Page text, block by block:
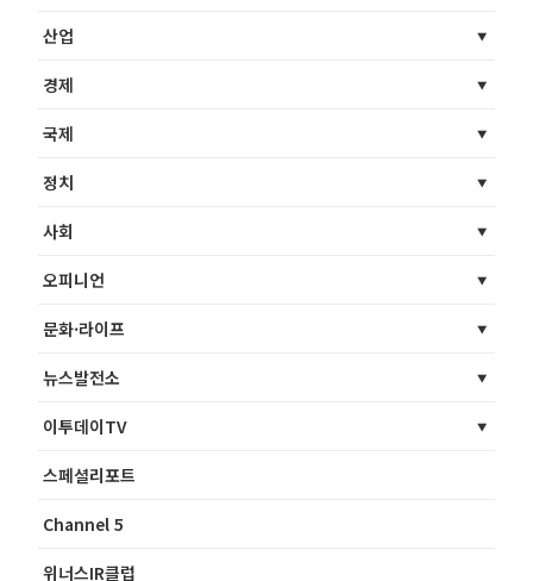
산업
경제
국제
정치
사회
오피니언
문화·라이프
뉴스발전소
이투데이TV
스페셜리포트
Channel 5
위너스IR클럽